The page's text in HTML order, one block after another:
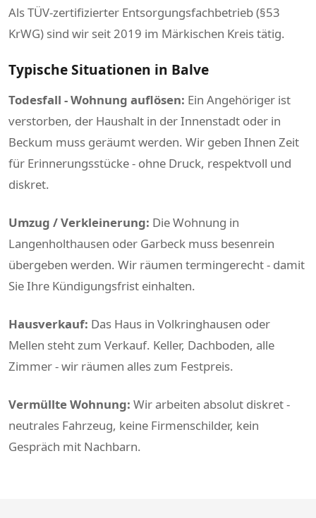
Als TÜV-zertifizierter Entsorgungsfachbetrieb (§53
KrWG) sind wir seit 2019 im Märkischen Kreis tätig.
Typische Situationen in Balve
Todesfall - Wohnung auflösen: Ein Angehöriger ist
verstorben, der Haushalt in der Innenstadt oder in
Beckum muss geräumt werden. Wir geben Ihnen Zeit
für Erinnerungsstücke - ohne Druck, respektvoll und
diskret.
Umzug / Verkleinerung: Die Wohnung in
Langenholthausen oder Garbeck muss besenrein
übergeben werden. Wir räumen termingerecht - damit
Sie Ihre Kündigungsfrist einhalten.
Hausverkauf: Das Haus in Volkringhausen oder
Mellen steht zum Verkauf. Keller, Dachboden, alle
Zimmer - wir räumen alles zum Festpreis.
Vermüllte Wohnung: Wir arbeiten absolut diskret -
neutrales Fahrzeug, keine Firmenschilder, kein
Gespräch mit Nachbarn.